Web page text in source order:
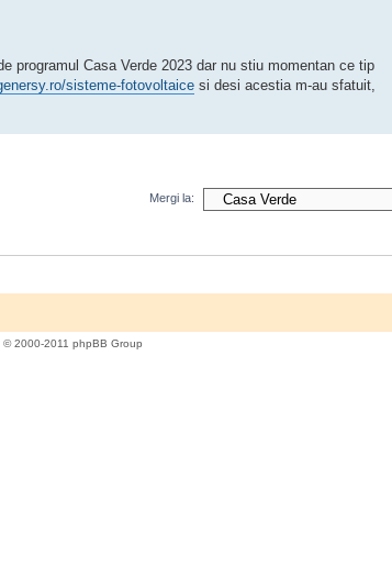
programul Casa Verde 2023 dar nu stiu momentan ce tip
sisteme-fotovoltaice si desi acestia m-au sfatuit,
Mergi la:
© 2000-2011 phpBB Group